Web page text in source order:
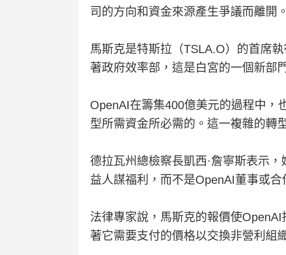
司的方向和資金來源產生爭議而離開
馬斯克是特斯拉（TSLA.O）的首席
著政府效率部，這是白宮的一個新部
OpenAI在籌集400億美元的過程中，
型所需資金所必需的。這一複雜的轉
德拉瓦州總檢察長凱西·詹寧斯表示
益人謀福利，而不是OpenAI董事或
法律專家說，馬斯克的報價使
著它需要支付的價格以交換非營利組